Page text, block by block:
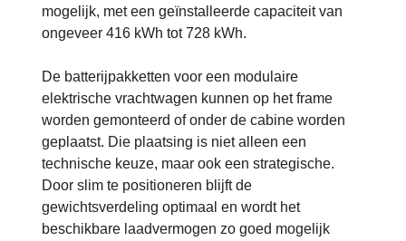
mogelijk, met een geïnstalleerde capaciteit van
ongeveer 416 kWh tot 728 kWh.
De batterijpakketten voor een modulaire
elektrische vrachtwagen kunnen op het frame
worden gemonteerd of onder de cabine worden
geplaatst. Die plaatsing is niet alleen een
technische keuze, maar ook een strategische.
Door slim te positioneren blijft de
gewichtsverdeling optimaal en wordt het
beschikbare laadvermogen zo goed mogelijk